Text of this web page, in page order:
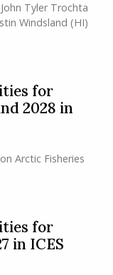
John Tyler Trochta
Windsland (HI)
for
2028 in
Arctic Fisheries
for
in ICES